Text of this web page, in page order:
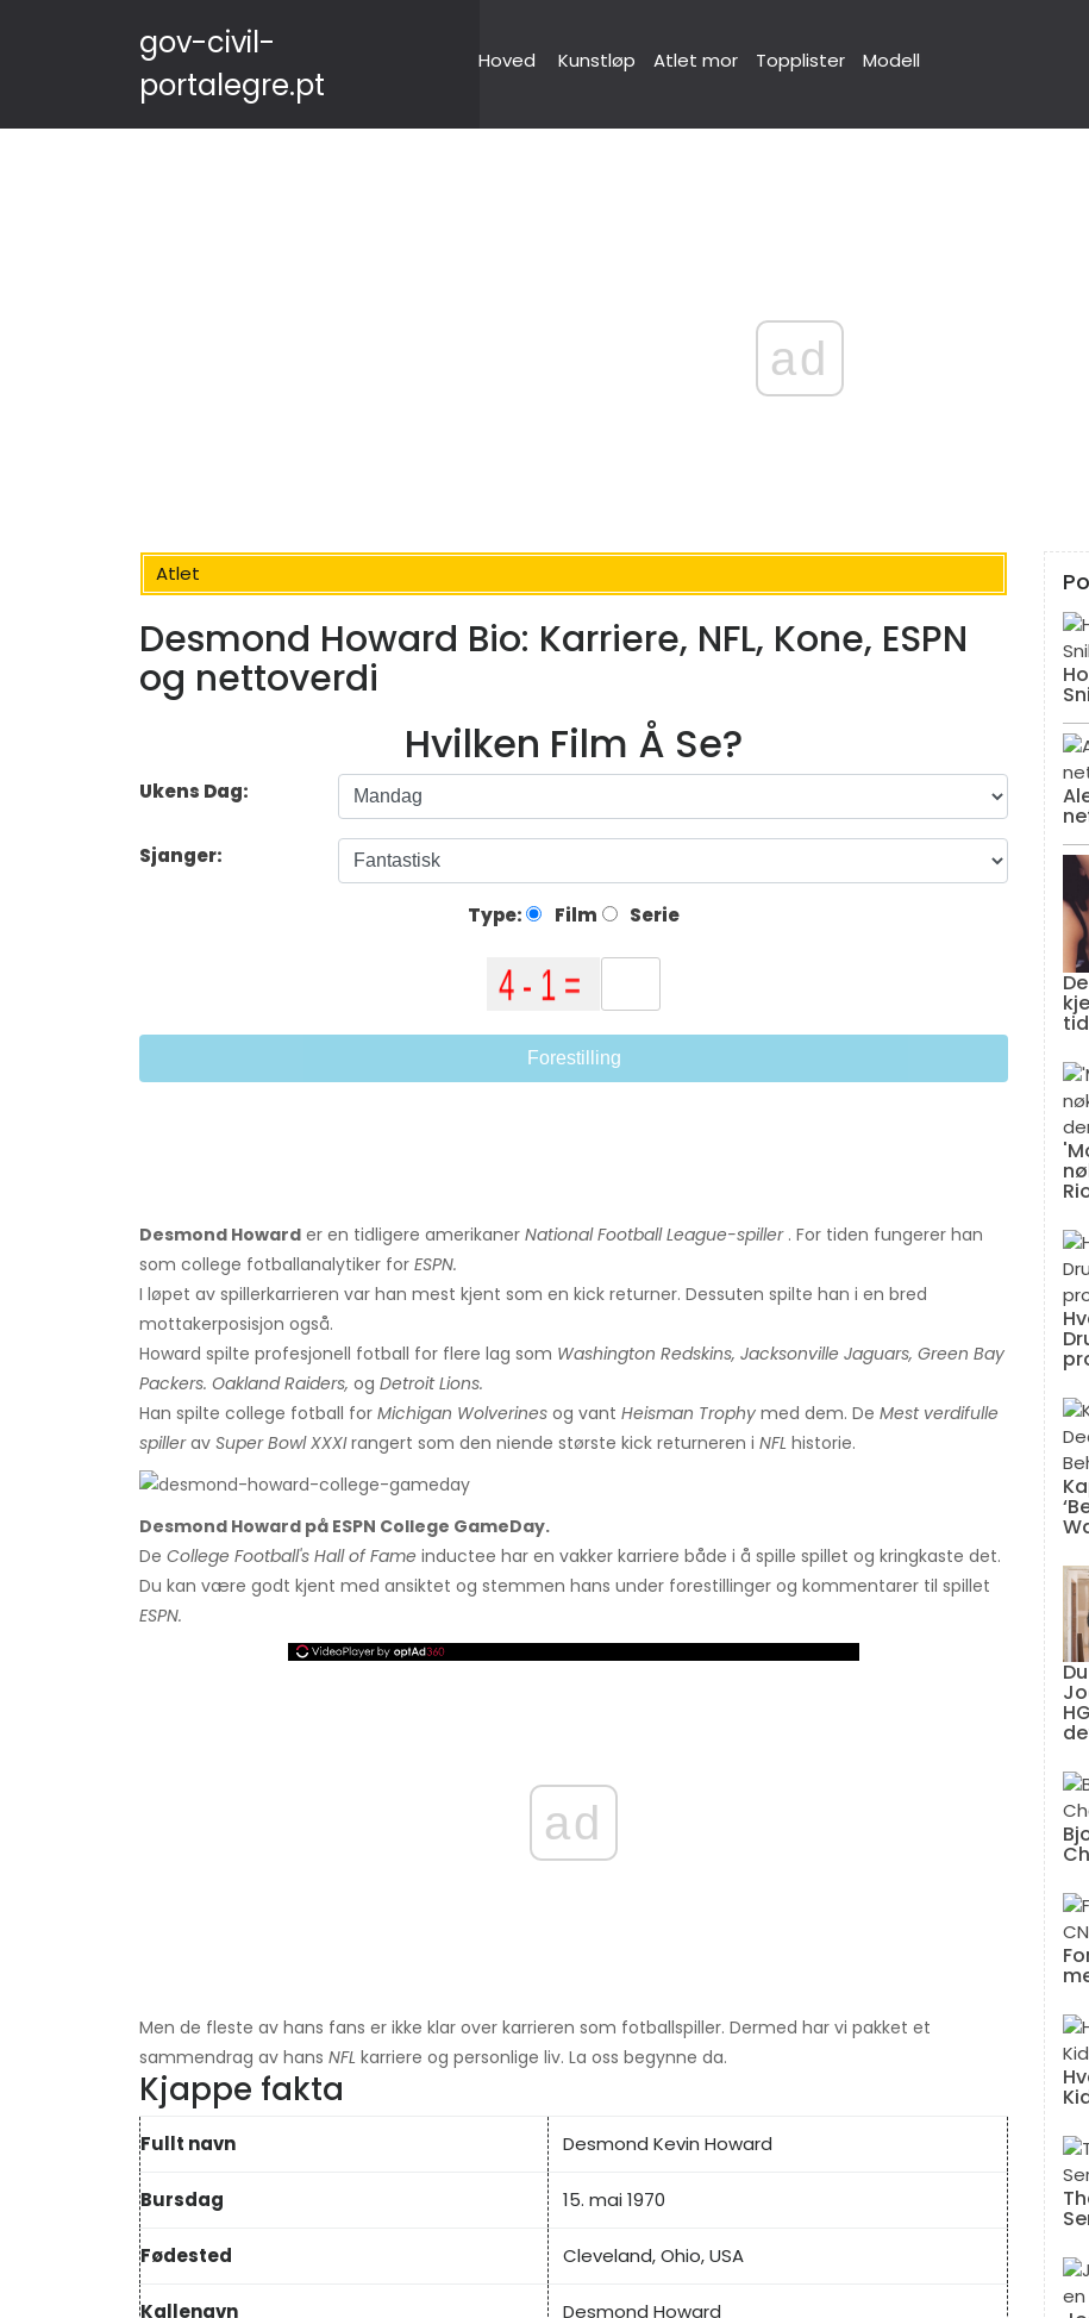
gov-civil-
portalegre.pt
Hoved Kunstløp Atlet mor Topplister Modell
ad
Atlet
Desmond Howard Bio: Karriere, NFL, Kone, ESPN
og nettoverdi
Hvilken Film Å Se?
Ukens Dag:
Sjanger:
Type: Film Serie
Forestilling
Desmond Howard er en tidligere amerikaner National Football League-spiller. For tiden fungerer han
som college fotballanalytiker for ESPN.
I løpet av spillerkarrieren var han mest kjent som en kick returner. Dessuten spilte han i en bred
mottakerposisjon også.
Howard spilte profesjonell fotball for flere lag som Washington Redskins, Jacksonville Jaguars, Green Bay
Packers. Oakland Raiders, og Detroit Lions.
Han spilte college fotball for Michigan Wolverines og vant Heisman Trophy med dem. De Mest verdifulle
spillerav Super Bowl XXXIrangert som den niende største kick returneren i NFL historie.
Desmond Howard på ESPN College GameDay.
De College Football's Hall of Fame inductee har en vakker karriere både i å spille spillet og kringkaste det.
Du kan være godt kjent med ansiktet og stemmen hans under forestillinger og kommentarer til spillet
ESPN.
ad
Men de fleste av hans fans er ikke klar over karrieren som fotballspiller. Dermed har vi pakket et
sammendrag av hans NFL karriere og personlige liv. La oss begynne da.
Kjappe fakta
Fullt navn Desmond Kevin Howard
Bursdag 15. mai 1970
Fødested Cleveland, Ohio, USA
Kallenavn Desmond Howard